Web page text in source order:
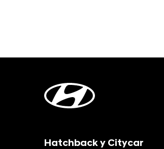
Hatchback y Citycar